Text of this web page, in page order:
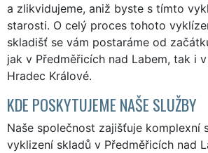
a zlikvidujeme, aniž byste s tímto
starosti. O celý proces tohoto
skladišť se vám postaráme od
jak v Předměřicích nad Labem, tak i
Hradec Králové.
KDE POSKYTUJEME NAŠE SLUŽBY
Naše společnost zajišťuje komplexní
vyklizení skladů v Předměřicích nad